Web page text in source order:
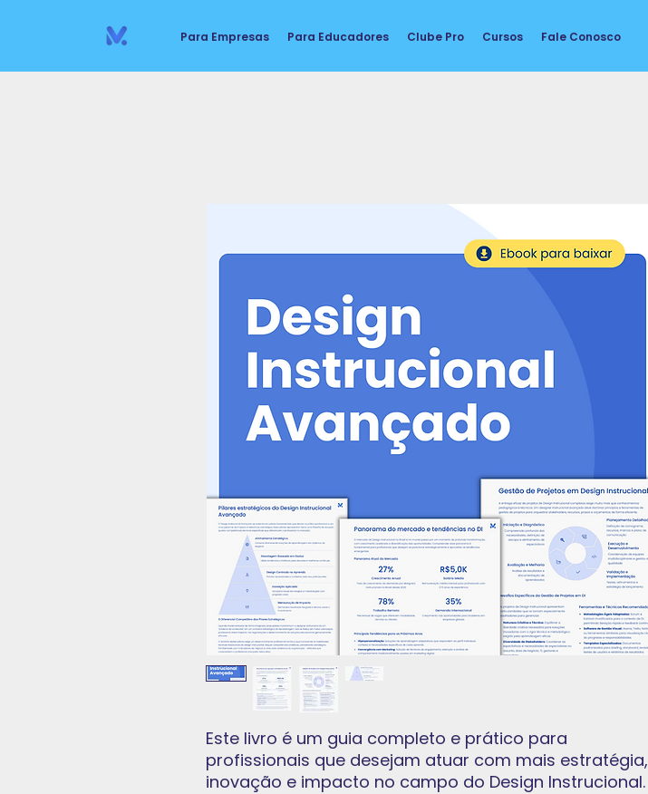
Para Empresas Para Educadores Clube Pro Cursos Fale Conosco
Este livro é um guia completo e prático para
profissionais que desejam atuar com mais estratégia,
inovação e impacto no campo do Design Instrucional.